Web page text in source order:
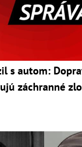
s autom:
záchranné